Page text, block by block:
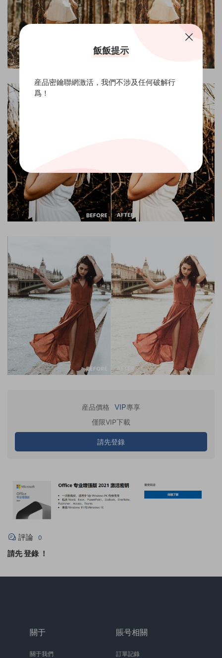
産品價格 VIP專享
僅限VIP下載
請先登錄
評論 0
請先登錄 ！
關于
關于我們
賬号相關
訂單記錄
飯飯提示
産品密鑰聯網激活，我們不涉及任何破解行
爲！